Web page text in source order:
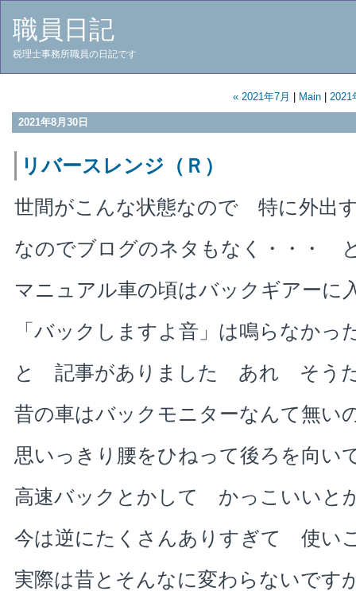
職員日記
税理士事務所職員の日記です
« 2021年7月 Main| 2021
2021年8月30日
リバースレンジ（Ｒ）
世間がこんな状態なので 特に外出
なのでブログのネタもなく・・・
マニュアル車の頃はバックギアーに
「バックしますよ音」は鳴らなかっ
と 記事がありました あれ そう
昔の車はバックモニターなんて無い
思いっきり腰をひねって後ろを向い
高速バックとかして かっこいいと
今は逆にたくさんありすぎて 使い
実際は昔とそんなに変わらないです